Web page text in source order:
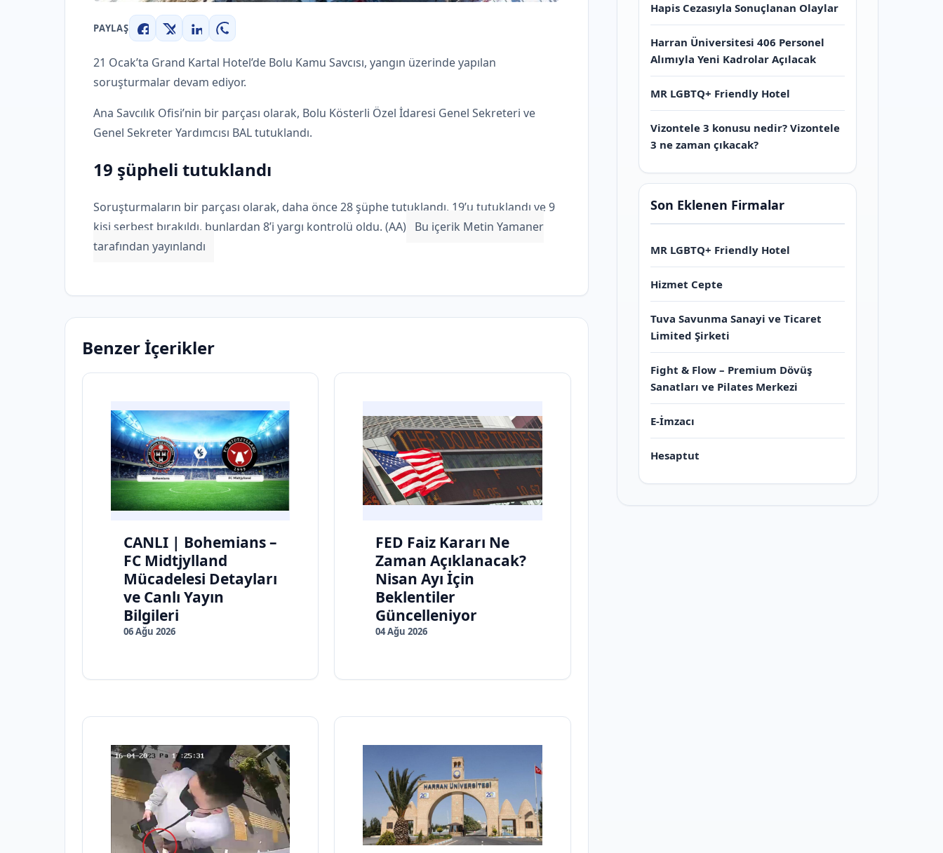
PAYLAŞ
Facebook
X LinkedInWhatsApp
21 Ocak’ta Grand Kartal Hotel’de Bolu Kamu Savcısı, yangın üzerinde yapılan
soruşturmalar devam ediyor.
Ana Savcılık Ofisi’nin bir parçası olarak, Bolu Kösterli Özel İdaresi Genel Sekreteri ve
Genel Sekreter Yardımcısı BAL tutuklandı.
19 şüpheli tutuklandı
Soruşturmaların bir parçası olarak, daha önce 28 şüphe tutuklandı, 19’u tutuklandı ve 9
kişi serbest bırakıldı, bunlardan 8’i yargı kontrolü oldu. (AA) Bu içerik Metin Yamaner
tarafından yayınlandı
Benzer İçerikler
CANLI | Bohemians –
FC Midtjylland
Mücadelesi Detayları
ve Canlı Yayın
Bilgileri
06 Ağu 2026
FED Faiz Kararı Ne
Zaman Açıklanacak?
Nisan Ayı İçin
Beklentiler
Güncelleniyor
04 Ağu 2026
Hapis Cezasıyla Sonuçlanan Olaylar
Harran Üniversitesi 406 Personel
Alımıyla Yeni Kadrolar Açılacak
MR LGBTQ+ Friendly Hotel
Vizontele 3 konusu nedir? Vizontele
3 ne zaman çıkacak?
Son Eklenen Firmalar
MR LGBTQ+ Friendly Hotel
Hizmet Cepte
Tuva Savunma Sanayi ve Ticaret
Limited Şirketi
Fight & Flow – Premium Dövüş
Sanatları ve Pilates Merkezi
E-İmzacı
Hesaptut